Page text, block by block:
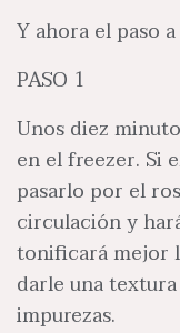
Y ahora el paso
PASO 1
Unos diez
en el freezer. Si
pasarlo por el
circulación y
tonificará mejor
darle una
impurezas.